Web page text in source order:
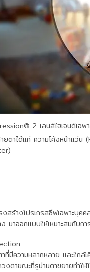
2 เลนส์ไฮเอนด์เฉ
ยตาได้แก่ ความโค้งหน้าแว่
งสร้างโปรเกรสซีฟเฉพาะบุ
มาออกแบบให้เหมาะสมกับก
าที่มีความหลากหลาย และใ
ตาขณะที่รูม่านตาขยายทำใ